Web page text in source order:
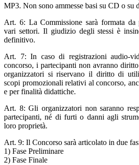
MP3. Non sono ammesse basi su CD o su
Art. 6: La Commissione sarà formata da
vari settori. Il giudizio degli stessi è
definitivo.
Art. 7: In caso di registrazioni audio-
concorso, i partecipanti non avranno
organizzatori si riservano il diritto di
scopi promozionali relativi al concorso,
e per finalità didattiche.
Art. 8: Gli organizzatori non saranno
partecipanti, né di furti o danni agli
loro proprietà.
Art. 9: Il Concorso sarà articolato in due
1) Fase Preliminare
2) Fase Finale